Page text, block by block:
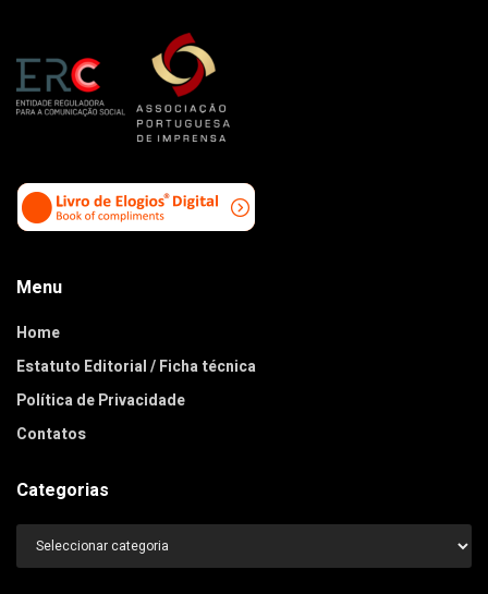
Menu
Home
Estatuto Editorial / Ficha técnica
Política de Privacidade
Contatos
Categorias
Categorias